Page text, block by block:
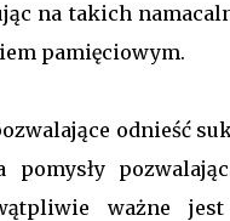
na takich
pamięciowym.
odnieść
ważne